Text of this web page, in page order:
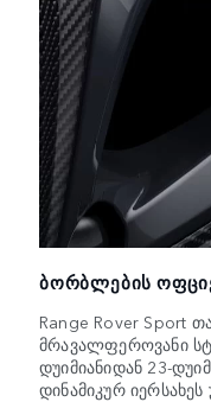
ᲑᲝᲠᲑᲚᲔᲑᲘᲡ
Range Rover Sport
მრავალფეროვანი
დუიმიანიდან 23-
დინამიკურ